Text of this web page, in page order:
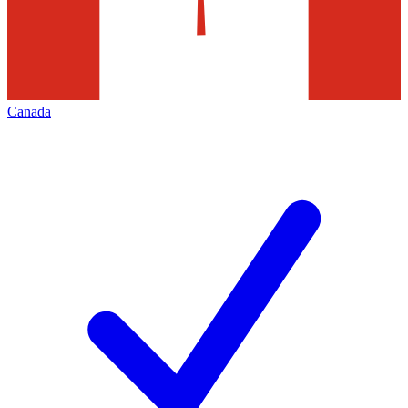
Canada